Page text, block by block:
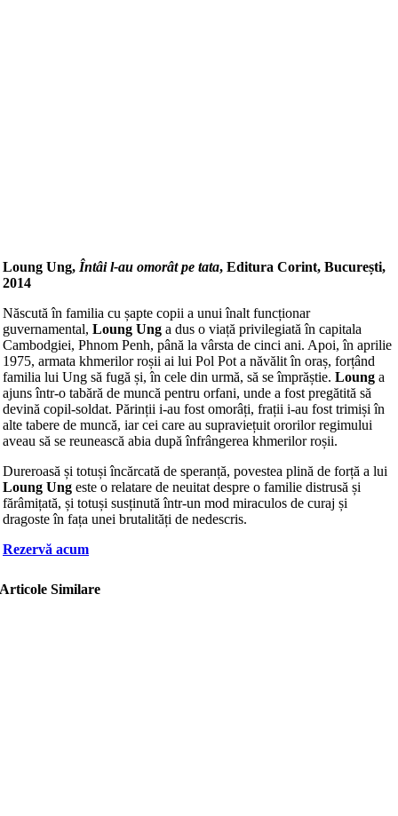
Loung Ung, Întâi l-au omorât pe tata, Editura Corint, București,
2014
Născută în familia cu șapte copii a unui înalt funcționar
guvernamental, Loung Ung a dus o viață privilegiată în capitala
Cambodgiei, Phnom Penh, până la vârsta de cinci ani. Apoi, în aprilie
1975, armata khmerilor roșii ai lui Pol Pot a năvălit în oraș, forțând
familia lui Ung să fugă și, în cele din urmă, să se împrăștie. Loung a
ajuns într-o tabără de muncă pentru orfani, unde a fost pregătită să
devină copil-soldat. Părinții i-au fost omorâți, frații i-au fost trimiși în
alte tabere de muncă, iar cei care au supraviețuit ororilor regimului
aveau să se reunească abia după înfrângerea khmerilor roșii.
Dureroasă și totuși încărcată de speranță, povestea plină de forță a lui
Loung Ung este o relatare de neuitat despre o familie distrusă și
fărâmițată, și totuși susținută într-un mod miraculos de curaj și
dragoste în fața unei brutalități de nedescris.
Rezervă acum
Articole Similare